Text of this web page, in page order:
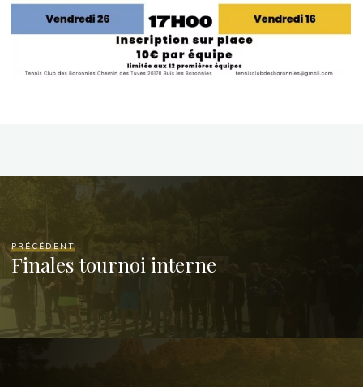
PRÉCÉDENT
Finales tournoi interne